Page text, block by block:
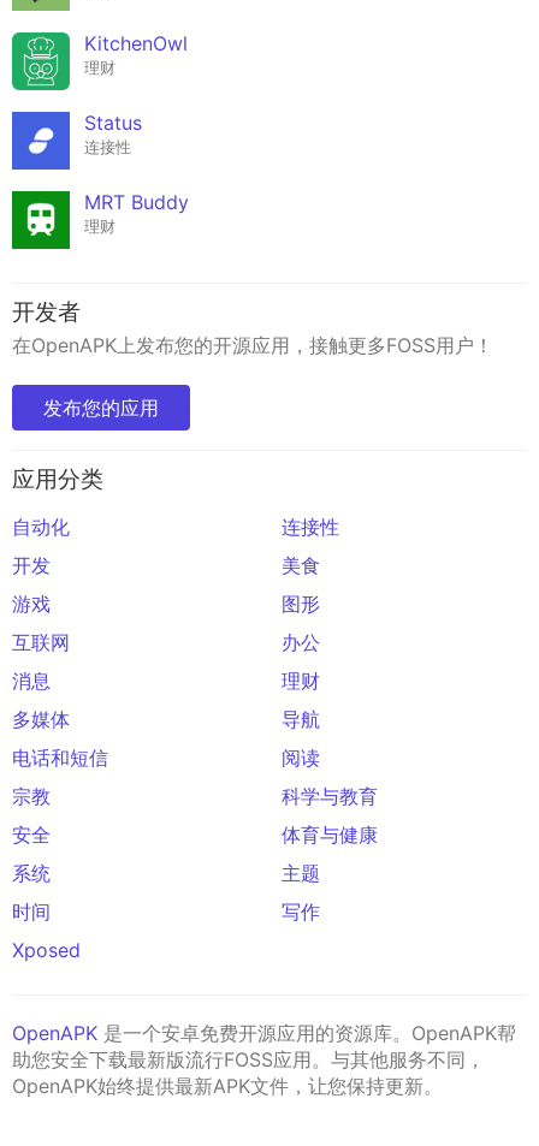
KitchenOwl
理财
Status
连接性
MRT Buddy
理财
开发者
在OpenAPK上发布您的开源应用，接触更多FOSS用户！
发布您的应用
应用分类
自动化
连接性
开发
美食
游戏
图形
互联网
办公
消息
理财
多媒体
导航
电话和短信
阅读
宗教
科学与教育
安全
体育与健康
系统
主题
时间
写作
Xposed
OpenAPK 是一个安卓免费开源应用的资源库。OpenAPK帮
助您安全下载最新版流行FOSS应用。与其他服务不同，
OpenAPK始终提供最新APK文件，让您保持更新。